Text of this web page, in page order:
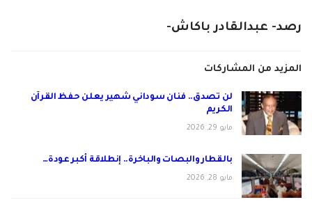
رصد- عبدالقادر باكاش-
المزيد من المشاركات
لن تصدق.. فنان سوداني شهير يعلن حفظ القرآن
الكريم
مايو 29, 2026
بالقطار والبصات والباخرة.. إنطلاقة أكبر عودة…
مايو 28, 2026